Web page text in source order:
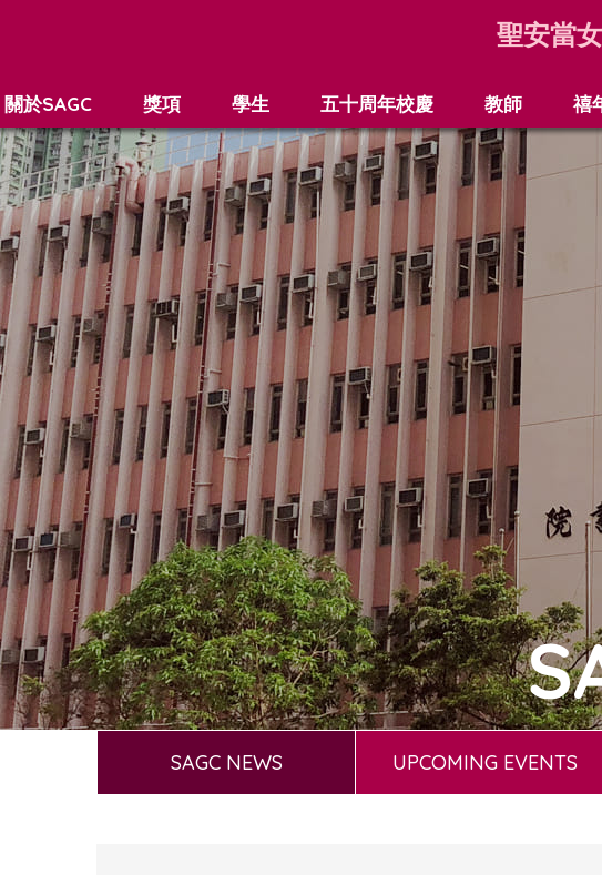
聖安當
關於SAGC 獎項 學生 五十周年校慶 教師 禧
SAGC NEWS UPCOMING EVENTS